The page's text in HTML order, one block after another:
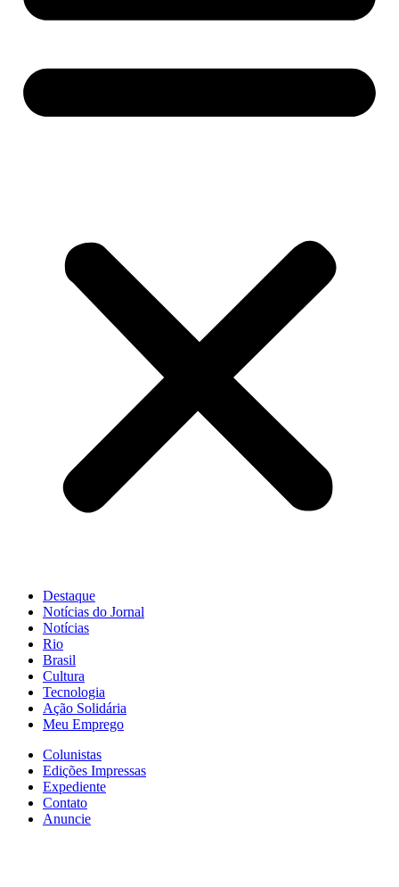
Destaque
Notícias do Jornal
Notícias
Rio
Brasil
Cultura
Tecnologia
Ação Solidária
Meu Emprego
Colunistas
Edições Impressas
Expediente
Contato
Anuncie